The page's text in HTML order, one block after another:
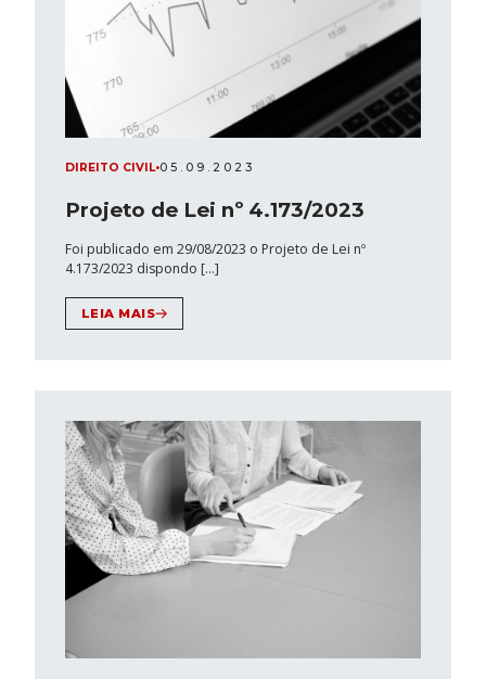
DIREITO CIVIL•05.09.2023
Projeto de Lei nº 4.173/2023
Foi publicado em 29/08/2023 o Projeto de Lei nº
4.173/2023 dispondo […]
LEIA MAIS